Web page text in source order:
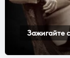
Зажигайте